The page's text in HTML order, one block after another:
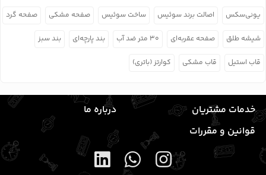
یونی‌سکس اصالت برند سوئیس ساخت سوئیس صفحه مشکی صفحه گرد
شیشه طلق صفحه عقربه‌ای ۳۰ متر ضد آب بند پارچه‌ای بند سبز
قاب استیل قاب مشکی کوارتز (باتری)
خدمات مشتریان
درباره ما
قوانین و مقررات